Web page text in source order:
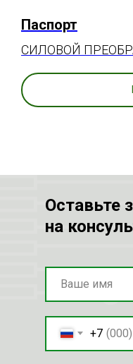
Паспорт
СИЛОВОЙ
Оставьте
на
+7